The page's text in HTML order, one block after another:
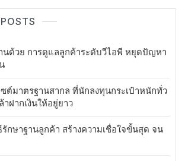
นด้วย การดูแลลูกค้าระดับวีไอพี หยุดปัญหา
ซต์มาตรฐานสากล ที่นักลงทุนกระเป๋าหนักทั่ว
ฝากเงินให้อยู่ยาว
รักษาฐานลูกค้า สร้างความเชื่อใจขั้นสุด จน